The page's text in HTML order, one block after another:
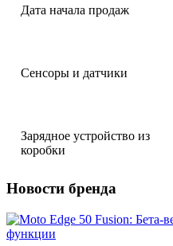
Дата начала продаж
Сенсоры и датчики
Зарядное устройство из
коробки
Новости бренда